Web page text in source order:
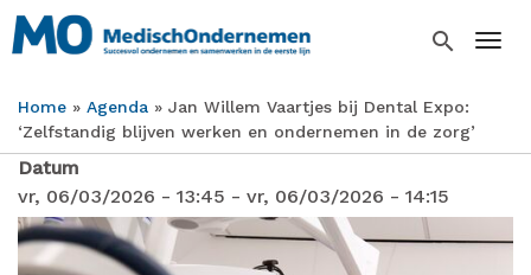
Overslaan
en
inhoud
gaan
search
Kruimelpad
Home Agenda
Jan Willem Vaartjes bij Dental Expo:
‘Zelfstandig blijven werken en ondernemen in de zorg’
Datum
vr, 06/03/2026 - 13:45 - vr, 06/03/2026 - 14:15